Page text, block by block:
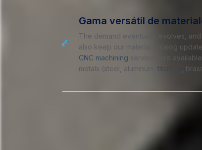
Gama versátil de
The demand eventually evolves,
also keep our material catalog
CNC machining services are
metals (steel, aluminum,titanium ,